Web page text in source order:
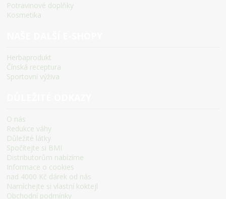
Potravinové doplňky
Kosmetika
Herbaprodukt
Čínská receptura
Sportovní výživa
O nás
Redukce váhy
Důležité látky
Spočítejte si BMI
Distributorům nabízíme
Informace o cookies
nad 4000 Kč dárek od nás
Namíchejte si vlastní koktejl
Obchodní podmínky